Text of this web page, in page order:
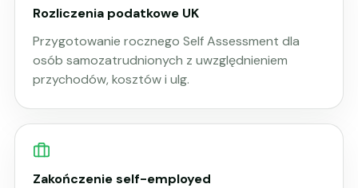
Rozliczenia podatkowe UK
Przygotowanie rocznego Self Assessment dla
osób samozatrudnionych z uwzględnieniem
przychodów, kosztów i ulg.
Zakończenie self-employed